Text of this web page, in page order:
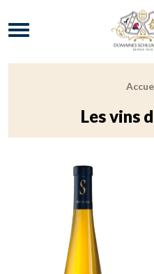
Menu
Les vins